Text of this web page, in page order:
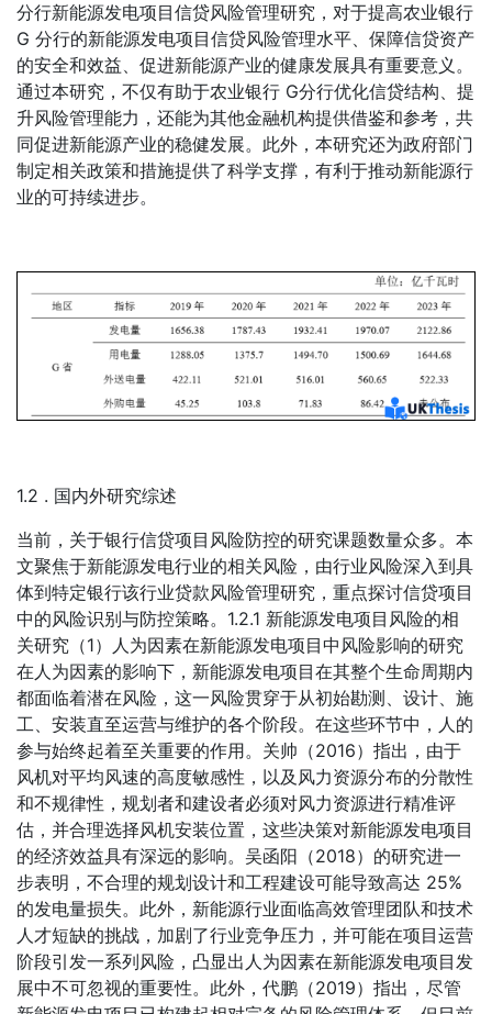
分行新能源发电项目信贷风险管理研究，对于提高农业银行
G 分行的新能源发电项目信贷风险管理水平、保障信贷资产
的安全和效益、促进新能源产业的健康发展具有重要意义。
通过本研究，不仅有助于农业银行 G分行优化信贷结构、提
升风险管理能力，还能为其他金融机构提供借鉴和参考，共
同促进新能源产业的稳健发展。此外，本研究还为政府部门
制定相关政策和措施提供了科学支撑，有利于推动新能源行
业的可持续进步。
1.2 . 国内外研究综述
当前，关于银行信贷项目风险防控的研究课题数量众多。本
文聚焦于新能源发电行业的相关风险，由行业风险深入到具
体到特定银行该行业贷款风险管理研究，重点探讨信贷项目
中的风险识别与防控策略。1.2.1 新能源发电项目风险的相
关研究（1）人为因素在新能源发电项目中风险影响的研究
在人为因素的影响下，新能源发电项目在其整个生命周期内
都面临着潜在风险，这一风险贯穿于从初始勘测、设计、施
工、安装直至运营与维护的各个阶段。在这些环节中，人的
参与始终起着至关重要的作用。关帅（2016）指出，由于
风机对平均风速的高度敏感性，以及风力资源分布的分散性
和不规律性，规划者和建设者必须对风力资源进行精准评
估，并合理选择风机安装位置，这些决策对新能源发电项目
的经济效益具有深远的影响。吴函阳（2018）的研究进一
步表明，不合理的规划设计和工程建设可能导致高达 25%
的发电量损失。此外，新能源行业面临高效管理团队和技术
人才短缺的挑战，加剧了行业竞争压力，并可能在项目运营
阶段引发一系列风险，凸显出人为因素在新能源发电项目发
展中不可忽视的重要性。此外，代鹏（2019）指出，尽管